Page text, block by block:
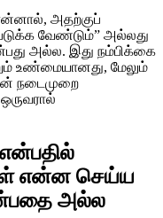
அதற்குப்
வேண்டும்” அல்லது
அல்ல. இது நம்பிக்கை
உண்மையானது, மேலும்
நடைமுறை
என்ன செய்ய
அல்ல